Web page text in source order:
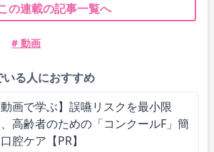
の連載の記事一覧へ
# 動画
る人におすすめ
動画で学ぶ】誤嚥リスクを最小限
高齢者のための「コンクールF」簡
腔ケア【PR】